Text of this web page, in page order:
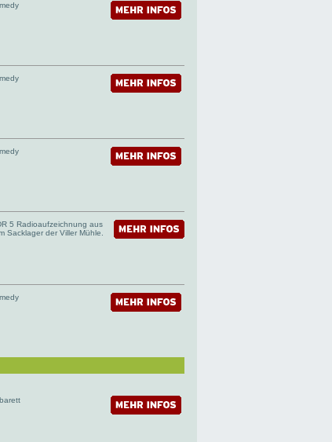
5 Radioaufzeichnung aus
Sacklager der Viller Mühle.